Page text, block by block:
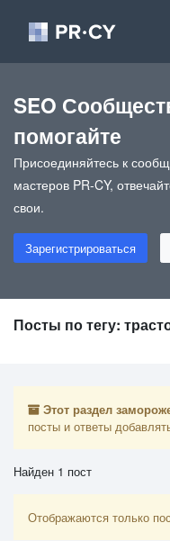
SEO
помогайте
Присоединяйтесь к
мастеров PR-CY,
свои.
Зарегистрироваться
Посты по тегу:
Этот раздел
посты и ответы
Найден 1 пост
Отображаются только